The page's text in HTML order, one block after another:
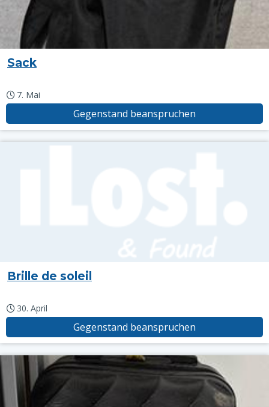
Sack
7. Mai
Gegenstand beanspruchen
Brille de soleil
30. April
Gegenstand beanspruchen